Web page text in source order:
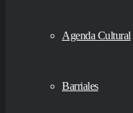
Agenda Cultural
Barriales